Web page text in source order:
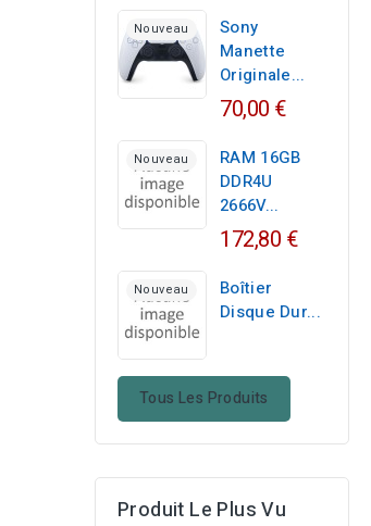
Nouveau
Sony
Manette
Originale...
70,00 €
Nouveau
RAM 16GB
DDR4U
2666V...
172,80 €
Nouveau
Boîtier
Disque Dur...
Tous Les Produits
Produit Le Plus Vu